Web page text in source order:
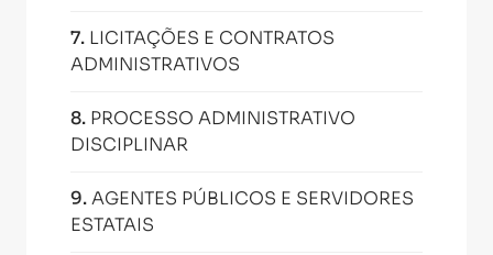
7. LICITAÇÕES E CONTRATOS
ADMINISTRATIVOS
8. PROCESSO ADMINISTRATIVO
DISCIPLINAR
9.AGENTES PÚBLICOS E SERVIDORES
ESTATAIS